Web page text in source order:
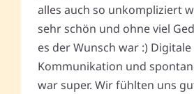
alles auch so unkompliziert
sehr schön und ohne viel
es der Wunsch war :) Digitale
Kommunikation und
war super. Wir fühlten uns